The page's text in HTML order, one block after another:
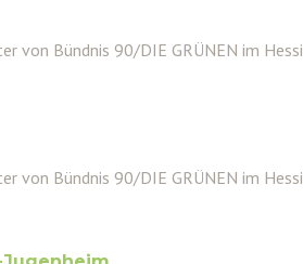
von Bündnis 90/DIE GRÜNEN im
von Bündnis 90/DIE GRÜNEN im